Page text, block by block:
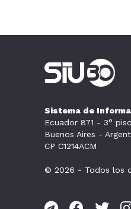
Sistema de
Ecuador 871 - 3° piso
Buenos Aires -
CP C1214ACM
© 2026 - Todos los